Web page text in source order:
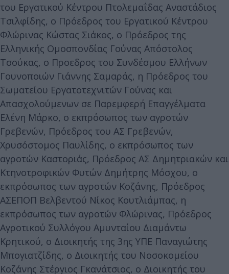
του Εργατικού Κέντρου Πτολεμαΐδας Αναστάδιος
Τσιλφίδης, ο Πρόεδρος του Εργατικού Κέντρου
Φλώρινας Κώστας Σιάκος, ο Πρόεδρος της
Ελληνικής Ομοσπονδίας Γούνας Απόστολος
Τσούκας, ο Προεδρος του Συνδέσμου Ελλήνων
Γουνοποιών Γιάννης Σαμαράς, η Πρόεδρος του
Σωματείου Εργατοτεχνιτών Γούνας και
Απασχολούμενων σε Παρεμφερή Επαγγέλματα
Ελένη Μάρκο, ο εκπρόσωπος των αγροτών
Γρεβενών, Πρόεδρος του ΑΣ Γρεβενών,
Χρυσόστομος Παυλίδης, ο εκπρόσωπος των
αγροτών Καστοριάς, Πρόεδρος ΑΣ Δημητριακών και
Κτηνοτροφικών Φυτών Δημήτρης Μόσχου, ο
εκπρόσωπος των αγροτών Κοζάνης, Πρόεδρος
ΑΣΕΠΟΠ Βελβεντού Νίκος Κουτλιάμπας, η
εκπρόσωπος των αγροτών Φλώρινας, Πρόεδρος
Αγροτικού Συλλόγου Αμυνταίου Διαμάντω
Κρητικού, ο Διοικητής της 3ης ΥΠΕ Παναγιώτης
Μπογιατζίδης, ο Διοικητής του Νοσοκομείου
Κοζάνης Στέργιος Γκανάτσιος, ο Διοικητής του